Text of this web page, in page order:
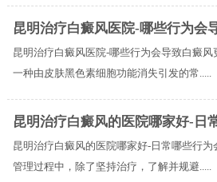
昆明治疗白癜风医院-哪些行为会
昆明治疗白癜风医院-哪些行为会导致白癜
一种由皮肤黑色素细胞功能消失引发的常.....
昆明治疗白癜风的医院哪家好-日
昆明治疗白癜风的医院哪家好-日常哪些行
管理过程中，除了坚持治疗，了解并规避.....